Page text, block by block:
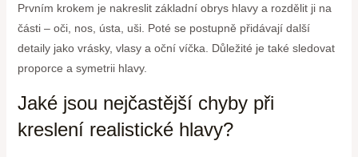
Prvním krokem je nakreslit základní obrys hlavy a rozdělit ji na
části – oči, nos, ústa, uši. Poté se postupně přidávají další
detaily jako vrásky, vlasy a oční víčka. Důležité je také sledovat
proporce a symetrii hlavy.
Jaké jsou nejčastější chyby při
kreslení realistické hlavy?